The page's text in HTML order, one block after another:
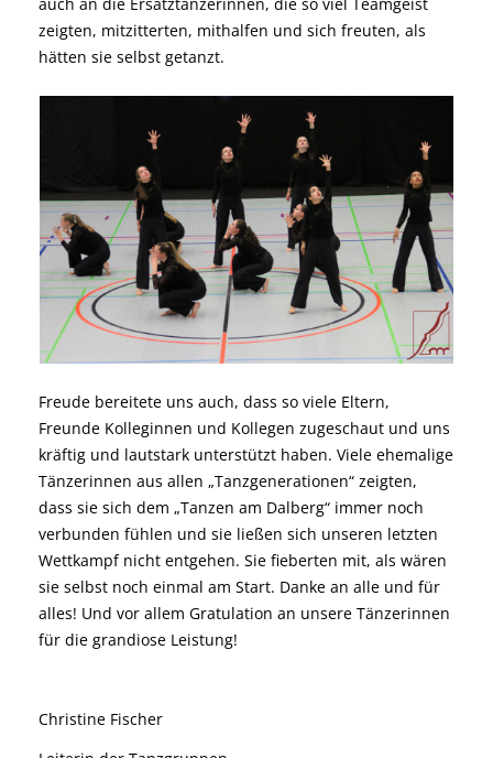
auch an die Ersatztänzerinnen, die so viel Teamgeist
zeigten, mitzitterten, mithalfen und sich freuten, als
hätten sie selbst getanzt.
Freude bereitete uns auch, dass so viele Eltern,
Freunde Kolleginnen und Kollegen zugeschaut und uns
kräftig und lautstark unterstützt haben. Viele ehemalige
Tänzerinnen aus allen „Tanzgenerationen“ zeigten,
dass sie sich dem „Tanzen am Dalberg“ immer noch
verbunden fühlen und sie ließen sich unseren letzten
Wettkampf nicht entgehen. Sie fieberten mit, als wären
sie selbst noch einmal am Start. Danke an alle und für
alles! Und vor allem Gratulation an unsere Tänzerinnen
für die grandiose Leistung!
Christine Fischer